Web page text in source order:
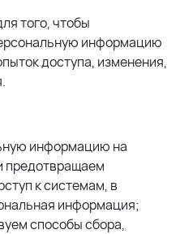
того, чтобы
информацию
доступа, изменения,
информацию на
предотвращаем
к системам, в
информация;
способы сбора,